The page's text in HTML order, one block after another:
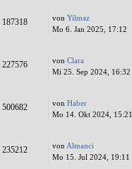
187318 von Yilmaz
Mo 6. Jan 2025, 17:12
227576 von Clara
Mi 25. Sep 2024, 16:32
500682 von Haber
Mo 14. Okt 2024, 15:21
235212 von Almanci
Mo 15. Jul 2024, 19:11